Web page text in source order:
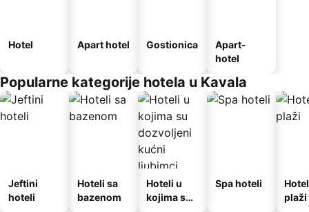
Hotel Apart hotel Gostionica
Apart-
hotel
Popularne kategorije hotela u Kavala
Jeftini
hoteli
Hoteli sa
bazenom
Hoteli u
kojima su
Spa hoteli
plaži